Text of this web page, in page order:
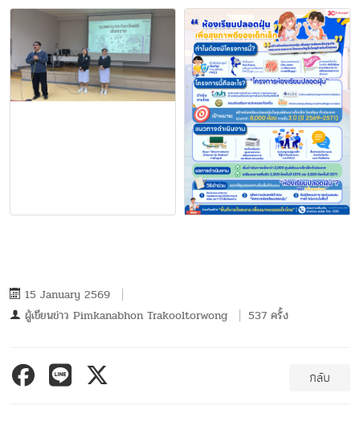
15 January 2569
ผู้เขียนข่าว Pimkanabhon Trakooltorwong 537 ครั้ง
กลับ